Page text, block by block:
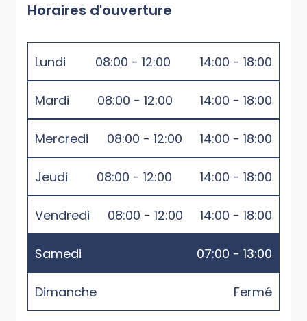
Horaires d'ouverture
Lundi 08:00 - 12:00 14:00 - 18:00
Mardi 08:00 - 12:00 14:00 - 18:00
Mercredi 08:00 - 12:00 14:00 - 18:00
Jeudi 08:00 - 12:00 14:00 - 18:00
Vendredi 08:00 - 12:00 14:00 - 18:00
Samedi 07:00 - 13:00
Dimanche Fermé